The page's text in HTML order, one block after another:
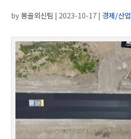
by몽골외신팀 | 2023-10-17| 경제/산업